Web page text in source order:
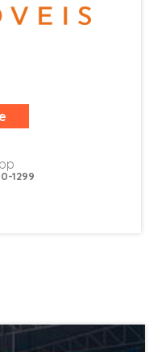
DO VIDRO TRASEIRO
LUZ DE DIREÇÃO
1299